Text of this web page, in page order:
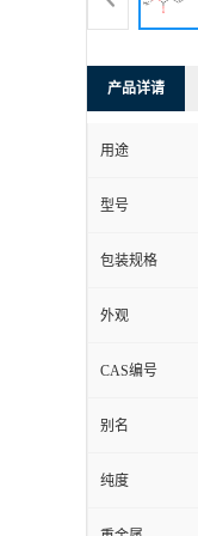
产品详请
用途
型号
包装规格
外观
CAS编号
别名
纯度